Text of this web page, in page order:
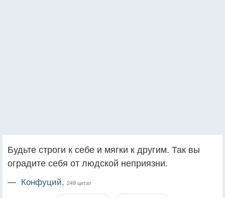
Будьте строги к себе и мягки к другим. Так вы
оградите себя от людской неприязни.
— Конфуций, 249 цитат